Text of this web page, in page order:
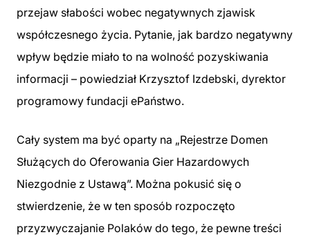
przejaw słabości wobec negatywnych zjawisk
współczesnego życia. Pytanie, jak bardzo negatywny
wpływ będzie miało to na wolność pozyskiwania
informacji – powiedział Krzysztof Izdebski, dyrektor
programowy fundacji ePaństwo.
Cały system ma być oparty na „Rejestrze Domen
Służących do Oferowania Gier Hazardowych
Niezgodnie z Ustawą”. Można pokusić się o
stwierdzenie, że w ten sposób rozpoczęto
przyzwyczajanie Polaków do tego, że pewne treści